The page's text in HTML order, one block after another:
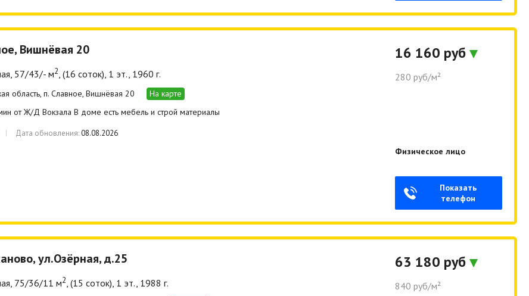
Вишнёвая 20
57/43/- м2, (16 соток), 1 эт., 1960 г.
область, п. Славное, Вишнёвая 20
На карте
от Ж/Д Вокзала В доме есть мебель и строй материалы
Дата обновления:08.08.2026
16 160 руб
280 руб/м²
Физическое лицо
Показать
телефон
ул.Озёрная, д.25
75/36/11 м2, (15 соток), 1 эт., 1988 г.
63 180 руб
840 руб/м²